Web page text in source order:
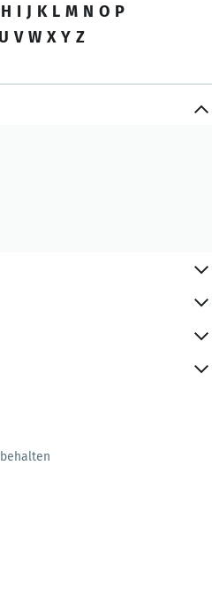
H I J K L M N O P
U V W X Y Z